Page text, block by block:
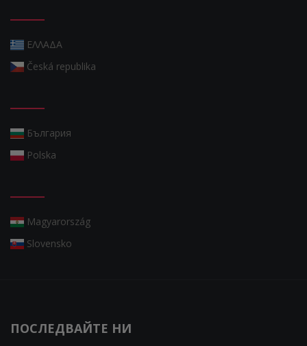
ΕΛΛΑΔΑ
Česká republika
България
Polska
Magyarország
Slovensko
ПОСЛЕДВАЙТЕ НИ